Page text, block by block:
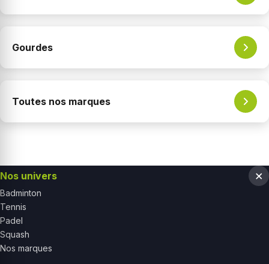
Gourdes
Toutes nos marques
Nos univers
Badminton
Tennis
Padel
Squash
Nos marques